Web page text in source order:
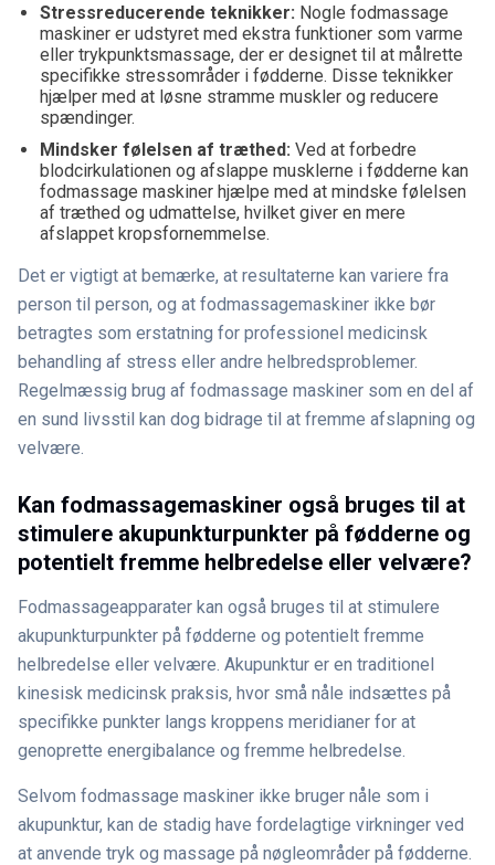
Stressreducerende teknikker: Nogle fodmassage
maskiner er udstyret med ekstra funktioner som varme
eller trykpunktsmassage, der er designet til at målrette
specifikke stressområder i fødderne. Disse teknikker
hjælper med at løsne stramme muskler og reducere
spændinger.
Mindsker følelsen af træthed: Ved at forbedre
blodcirkulationen og afslappe musklerne i fødderne kan
fodmassage maskiner hjælpe med at mindske følelsen
af træthed og udmattelse, hvilket giver en mere
afslappet kropsfornemmelse.
Det er vigtigt at bemærke, at resultaterne kan variere fra
person til person, og at fodmassagemaskiner ikke bør
betragtes som erstatning for professionel medicinsk
behandling af stress eller andre helbredsproblemer.
Regelmæssig brug af fodmassage maskiner som en del af
en sund livsstil kan dog bidrage til at fremme afslapning og
velvære.
Kan fodmassagemaskiner også bruges til at
stimulere akupunkturpunkter på fødderne og
potentielt fremme helbredelse eller velvære?
Fodmassageapparater kan også bruges til at stimulere
akupunkturpunkter på fødderne og potentielt fremme
helbredelse eller velvære. Akupunktur er en traditionel
kinesisk medicinsk praksis, hvor små nåle indsættes på
specifikke punkter langs kroppens meridianer for at
genoprette energibalance og fremme helbredelse.
Selvom fodmassage maskiner ikke bruger nåle som i
akupunktur, kan de stadig have fordelagtige virkninger ved
at anvende tryk og massage på nøgleområder på fødderne.